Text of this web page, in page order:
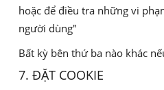
hoặc để điều tra những vi
người dùng"
Bất kỳ bên thứ ba nào khác
7. ĐẶT COOKIE